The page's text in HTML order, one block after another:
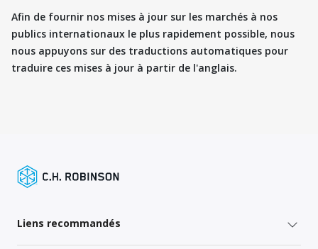
Afin de fournir nos mises à jour sur les marchés à nos
publics internationaux le plus rapidement possible, nous
nous appuyons sur des traductions automatiques pour
traduire ces mises à jour à partir de l'anglais.
Liens recommandés